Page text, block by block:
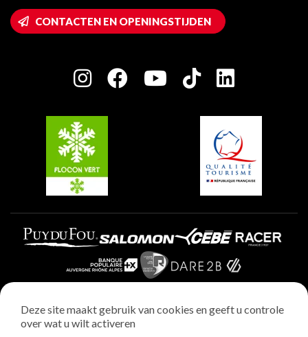
Wifi toegang
Huis van de eigenaar
Charter van toegewijde spelers
Plagne 1800
Plagne Villages
Plagne Aime 2000
CONTACTEN EN OPENINGSTIJDEN
Wettelijke vermeldingen
Deze site maakt gebruik van cookies en geeft u controle
over wat u wilt activeren